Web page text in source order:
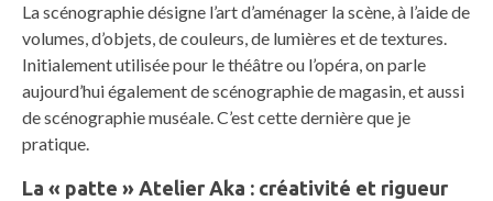
La scénographie désigne l’art d’aménager la scène, à l’aide de
volumes, d’objets, de couleurs, de lumières et de textures.
Initialement utilisée pour le théâtre ou l’opéra, on parle
aujourd’hui également de scénographie de magasin, et aussi
de scénographie muséale. C’est cette dernière que je
pratique.
La « patte » Atelier Aka : créativité et rigueur